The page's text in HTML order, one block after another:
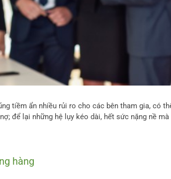
tiềm ẩn nhiều rủi ro cho các bên tham gia, có
để lại những hệ lụy kéo dài, hết sức nặng nề mà
hàng